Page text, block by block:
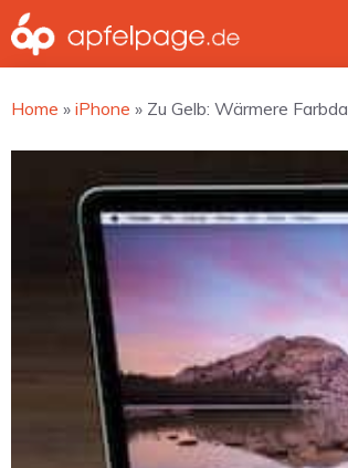
Zum
Inhalt
springen
Home » iPhone » Zu Gelb: Wärmere